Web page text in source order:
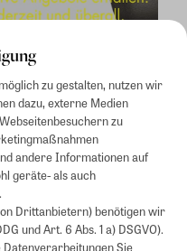
zu gestalten, nutzen wir
dazu, externe Medien
zu
andere Informationen auf
geräte- als auch
Drittanbietern) benötigen wir
und Art. 6 Abs. 1 a) DSGVO).
Sie
auf Produkte, die der
e-Books. Keine
Gutscheinen/Rabatten
ausgeschlossen.